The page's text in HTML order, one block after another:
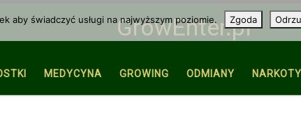
GrowEnter.pl
MEDYCYNA GROWING ODMIANY
aby świadczyć usługi na najwyższym poziomie. Zgoda